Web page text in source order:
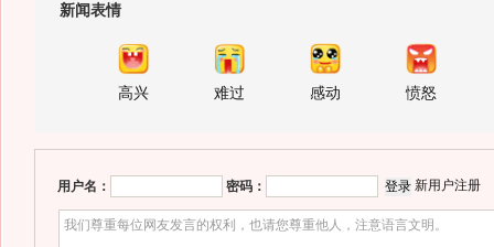
新闻表情
高兴 难过 感动 愤怒
用户名： 密码： 新用户注册